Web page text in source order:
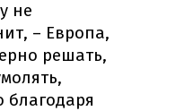
не
– Европа,
решать,
благодаря